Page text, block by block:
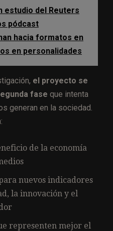
estudio del Reuters
pódcast
hacia formatos en
en personalidades
el proyecto se
fase que intenta
generan en la sociedad.
de la economía
nuevos indicadores
la innovación y el
representen mejor el